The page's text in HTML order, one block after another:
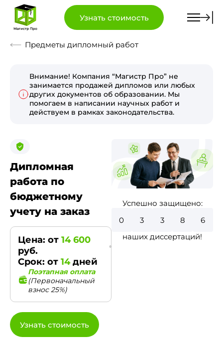
Узнать стоимость
Предметы дипломный работ
Внимание! Компания “Магистр Про” не
занимается продажей дипломов или любых
других документов об образовании. Мы
помогаем в написании научных работ и
действуем в рамках законодательства.
Дипломная
работа по
бюджетному
учету на заказ
Цена: от 14 600
руб.
Срок: от 14дней
Поэтапная оплата
(Первоначальный
взнос 25%)
Узнать стоимость
Успешно защищено:
4
3
8
3
0
наших диссертаций!